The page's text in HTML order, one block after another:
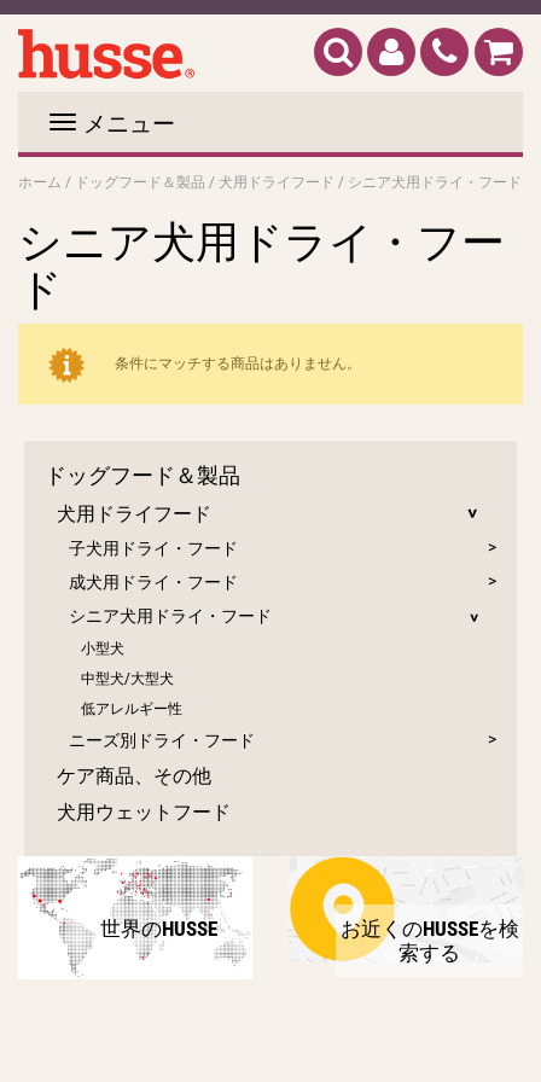
メニュー
ホーム / ドッグフード＆製品 / 犬用ドライフード / シニア犬用ドライ・フード
シニア犬用ドライ・フー
ド
条件にマッチする商品はありません。
ドッグフード＆製品
犬用ドライフード
子犬用ドライ・フード
成犬用ドライ・フード
シニア犬用ドライ・フード
小型犬
中型犬/大型犬
低アレルギー性
ニーズ別ドライ・フード
ケア商品、その他
犬用ウェットフード
世界のHUSSE
お近くのHUSSEを検
索する